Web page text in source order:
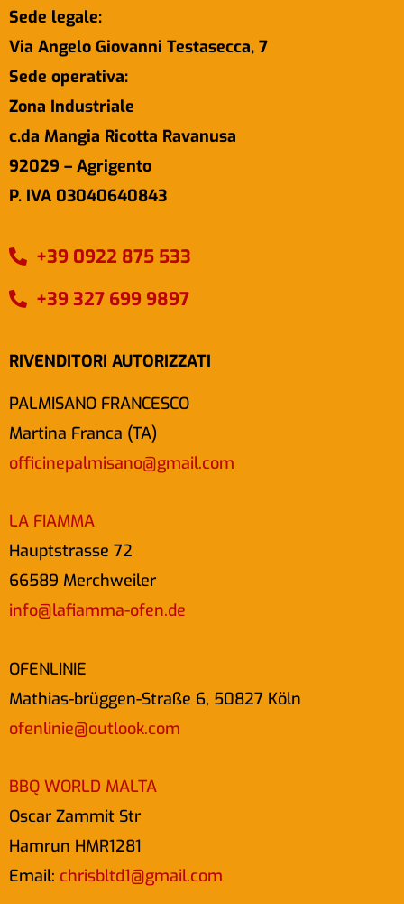
Sede legale:
Via Angelo Giovanni Testasecca, 7
Sede operativa:
Zona Industriale
c.da Mangia Ricotta Ravanusa
92029 – Agrigento
P. IVA 03040640843
+39 0922 875 533
+39 327 699 9897
RIVENDITORI AUTORIZZATI
PALMISANO FRANCESCO
Martina Franca (TA)
officinepalmisano@gmail.com
LA FIAMMA
Hauptstrasse 72
66589 Merchweiler
info@lafiamma-ofen.de
OFENLINIE
Mathias-brüggen-Straße 6, 50827 Köln
ofenlinie@outlook.com
BBQ WORLD MALTA
Oscar Zammit Str
Hamrun HMR1281
Email: chrisbltd1@gmail.com